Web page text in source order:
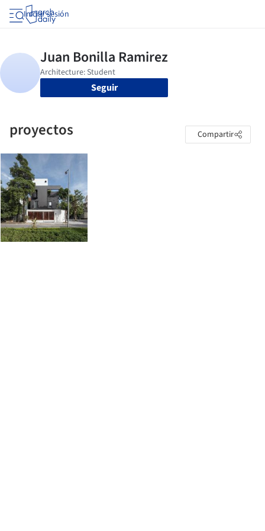
Iniciar sesión
Seguir
proyectos Compartir